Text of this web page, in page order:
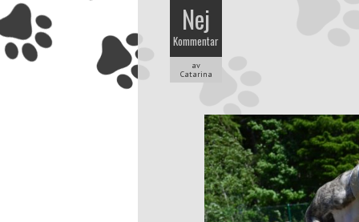
Nej
Kommentar
av
Catarina